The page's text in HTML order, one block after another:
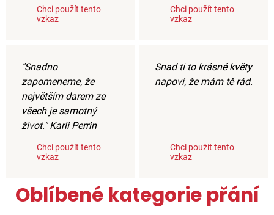
Chci použít tento
vzkaz
Chci použít tento
vzkaz
"Snadno
zapomeneme, že
největším darem ze
všech je samotný
život." Karli Perrin
Chci použít tento
vzkaz
Snad ti to krásné květy
napoví, že mám tě rád.
Chci použít tento
vzkaz
Oblíbené kategorie přání